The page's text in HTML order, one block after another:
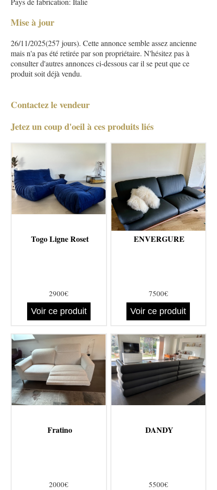
Mise à jour
26/11/2025(257 jours). Cette annonce semble assez ancienne
mais n'a pas été retirée par son propriétaire. N'hésitez pas à
consulter d'autres annonces ci-dessous car il se peut que ce
produit soit déjà vendu.
Contactez le vendeur
Jetez un coup d'oeil à ces produits liés
Togo Ligne Roset
2900€
Voir ce produit
ENVERGURE
7500€
Voir ce produit
Fratino
2000€
DANDY
5500€